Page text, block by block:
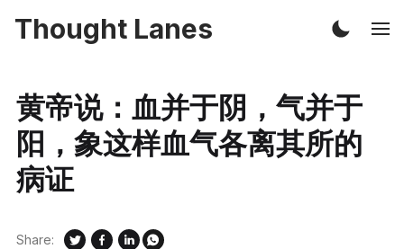
Thought Lanes
黄帝说：血并于阴，气并于
阳，象这样血气各离其所的
病证
Share: